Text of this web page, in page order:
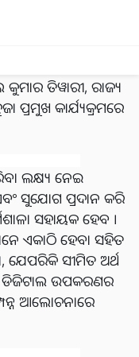
ମୁଖ୍ୟ ଅତିଥି ଭାବେ
ସମ୍ମାନିତ
ବିକାଶ ଓ
ବିକାଶ ଏବଂ
ତିୱାରୀ, ରାଜ୍ୟ
କାର୍ଯ୍ୟକ୍ରମରେ
ଲକ୍ଷ୍ୟ ନେଇ
ସୁଯୋଗ ପ୍ରଦାନ କରି
ସହାୟକ ହେବ ।
ଏକାଠି ହେବା ସହିତ
ଯେପରିକି ସୀମିତ ଅର୍ଥ
ଡିଜିଟାଲ ଉପକରଣର
ଆଲୋଚନାରେ